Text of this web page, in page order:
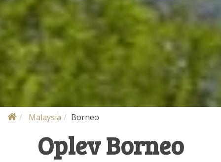
Malaysia Borneo
Oplev Borneo